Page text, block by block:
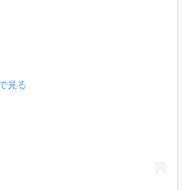
見る